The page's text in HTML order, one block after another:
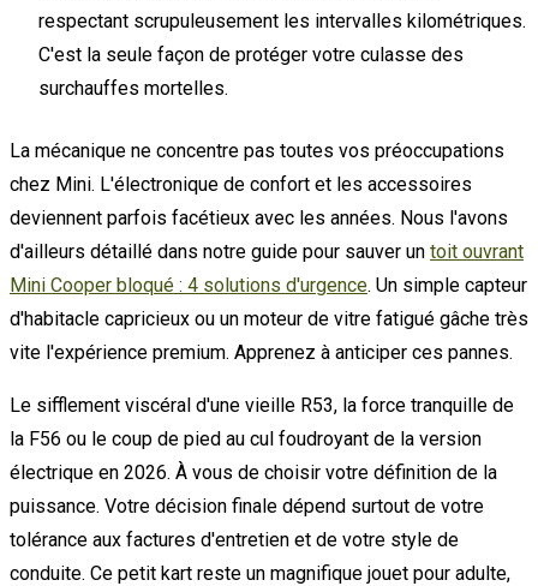
respectant scrupuleusement les intervalles kilométriques.
C'est la seule façon de protéger votre culasse des
surchauffes mortelles.
La mécanique ne concentre pas toutes vos préoccupations
chez Mini. L'électronique de confort et les accessoires
deviennent parfois facétieux avec les années. Nous l'avons
d'ailleurs détaillé dans notre guide pour sauver un toit ouvrant
Mini Cooper bloqué : 4 solutions d'urgence. Un simple capteur
d'habitacle capricieux ou un moteur de vitre fatigué gâche très
vite l'expérience premium. Apprenez à anticiper ces pannes.
Le sifflement viscéral d'une vieille R53, la force tranquille de
la F56 ou le coup de pied au cul foudroyant de la version
électrique en 2026. À vous de choisir votre définition de la
puissance. Votre décision finale dépend surtout de votre
tolérance aux factures d'entretien et de votre style de
conduite. Ce petit kart reste un magnifique jouet pour adulte,